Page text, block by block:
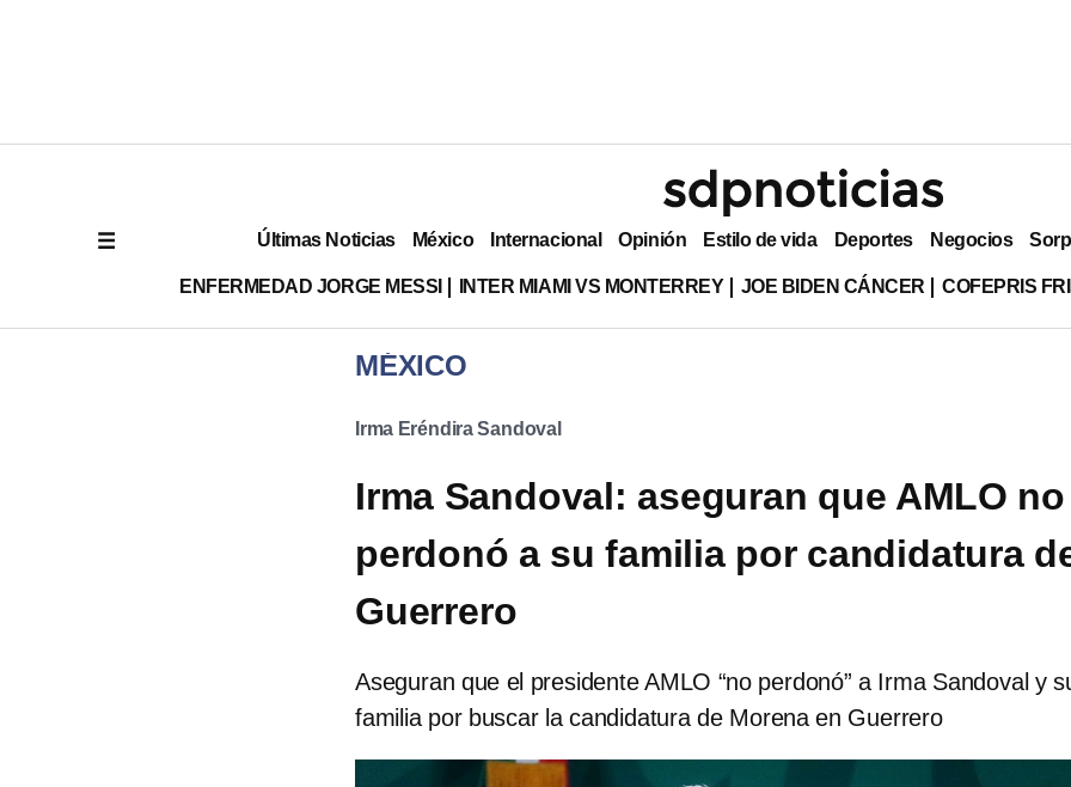
Últimas Noticias México Internacional Opinión Estilo de vida Deportes Negocios
ENFERMEDAD JORGE MESSI INTER MIAMI VS MONTERREY JOE BIDEN CÁNCER COFEPRIS
MÉXICO
Irma Eréndira Sandoval
Irma Sandoval: aseguran que AMLO no
perdonó a su familia por candidatura
Guerrero
Aseguran que el presidente AMLO “no perdonó” a Irma Sandoval y
familia por buscar la candidatura de Morena en Guerrero